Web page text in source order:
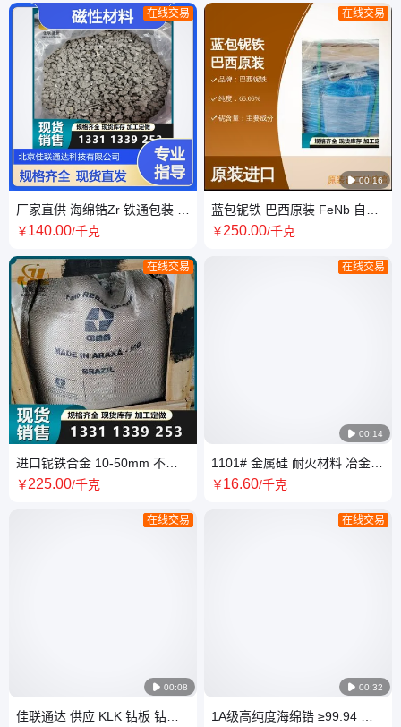
在线交易
厂家直供 海绵锆Zr 铁通包装 可
定制 粒度可加工 磁性材料行业
￥140.00/千克
在线交易
进口铌铁合金 10-50mm 不规
则状 Nb65巴西铌铁块
￥225.00/千克
 00:08
在线交易
佳联通达 供应 KLK 钴板 钴片
 00:16
在线交易
蓝包铌铁 巴西原装 FeNb 自然
块 冶金铸造 不规则状
￥250.00/千克
 00:14
在线交易
1101# 金属硅 耐火材料 冶金用
硅块 铸造炼钢 性能稳定 按需定
￥16.60/千克
 00:32
在线交易
1A级高纯度海绵锆 ≥99.94 有